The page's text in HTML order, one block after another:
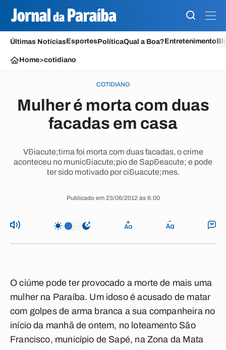
Últimas NotíciasEsportesPolíticaQual a Boa?Entretenimento
Home>cotidiano
COTIDIANO
Mulher é morta com duas
facadas em casa
V&iacute;tima foi morta com duas facadas, o crime
aconteceu no munic&iacute;pio de Sap&eacute; e pode
ter sido motivado por ci&uacute;mes.
Publicado em 23/06/2012 às 6:00
O ciúme pode ter provocado a morte de mais uma
mulher na Paraíba. Um idoso é acusado de matar
com golpes de arma branca a sua companheira no
início da manhã de ontem, no loteamento São
Francisco, município de Sapé, na Zona da Mata